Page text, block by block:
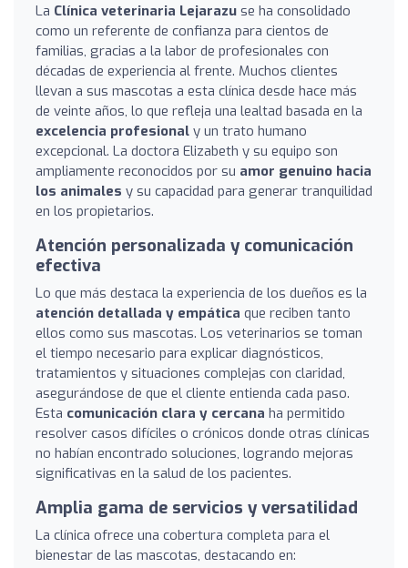
La Clínica veterinaria Lejarazu se ha consolidado
como un referente de confianza para cientos de
familias, gracias a la labor de profesionales con
décadas de experiencia al frente. Muchos clientes
llevan a sus mascotas a esta clínica desde hace más
de veinte años, lo que refleja una lealtad basada en la
excelencia profesional y un trato humano
excepcional. La doctora Elizabeth y su equipo son
ampliamente reconocidos por su amor genuino hacia
los animales y su capacidad para generar tranquilidad
en los propietarios.
Atención personalizada y comunicación
efectiva
Lo que más destaca la experiencia de los dueños es la
atención detallada y empática que reciben tanto
ellos como sus mascotas. Los veterinarios se toman
el tiempo necesario para explicar diagnósticos,
tratamientos y situaciones complejas con claridad,
asegurándose de que el cliente entienda cada paso.
Esta comunicación clara y cercana ha permitido
resolver casos difíciles o crónicos donde otras clínicas
no habían encontrado soluciones, logrando mejoras
significativas en la salud de los pacientes.
Amplia gama de servicios y versatilidad
La clínica ofrece una cobertura completa para el
bienestar de las mascotas, destacando en: